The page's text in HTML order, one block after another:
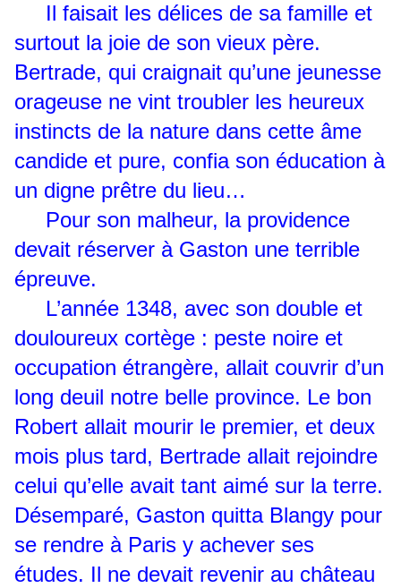
Il faisait les délices de sa famille et
surtout la joie de son vieux père.
Bertrade, qui craignait qu’une jeunesse
orageuse ne vint troubler les heureux
instincts de la nature dans cette âme
candide et pure, confia son éducation à
un digne prêtre du lieu…
Pour son malheur, la providence
devait réserver à Gaston une terrible
épreuve.
L’année 1348, avec son double et
douloureux cortège : peste noire et
occupation étrangère, allait couvrir d’un
long deuil notre belle province. Le bon
Robert allait mourir le premier, et deux
mois plus tard, Bertrade allait rejoindre
celui qu’elle avait tant aimé sur la terre.
Désemparé, Gaston quitta Blangy pour
se rendre à Paris y achever ses
études. Il ne devait revenir au château